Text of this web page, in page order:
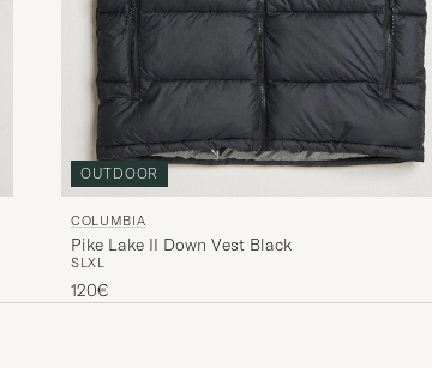
OUTDOOR
COLUMBIA
Pike Lake II Down Vest Black
SLXL
120€